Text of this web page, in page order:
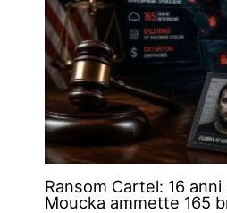
Ransom Cartel: 16
Moucka ammette 165